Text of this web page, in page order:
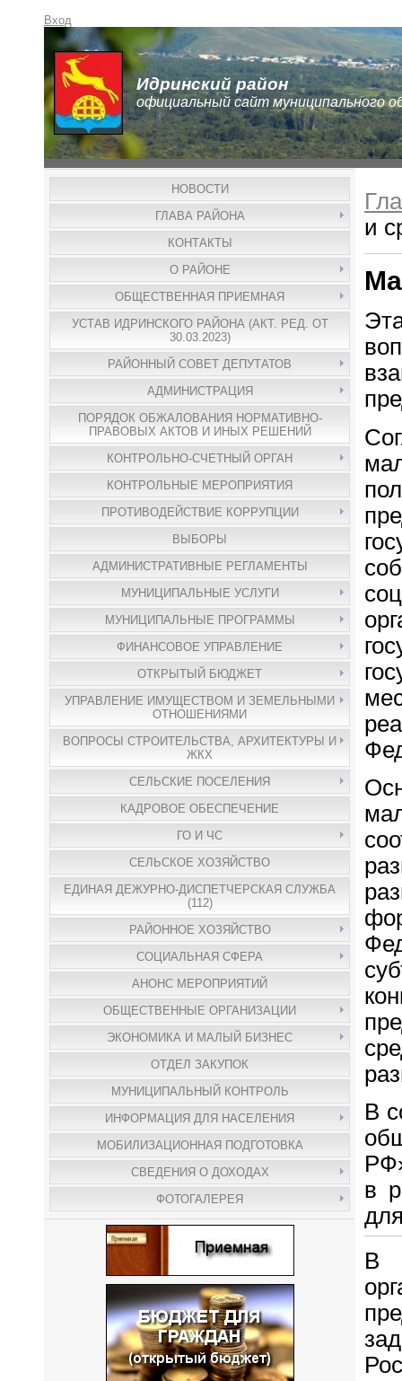
Вход
Идринский район
официальный сайт муниципального
НОВОСТИ
ГЛАВА РАЙОНА
КОНТАКТЫ
О РАЙОНЕ
ОБЩЕСТВЕННАЯ ПРИЕМНАЯ
УСТАВ ИДРИНСКОГО РАЙОНА (АКТ. РЕД. ОТ
30.03.2023)
РАЙОННЫЙ СОВЕТ ДЕПУТАТОВ
АДМИНИСТРАЦИЯ
ПОРЯДОК ОБЖАЛОВАНИЯ НОРМАТИВНО-
ПРАВОВЫХ АКТОВ И ИНЫХ РЕШЕНИЙ
КОНТРОЛЬНО-СЧЕТНЫЙ ОРГАН
КОНТРОЛЬНЫЕ МЕРОПРИЯТИЯ
ПРОТИВОДЕЙСТВИЕ КОРРУПЦИИ
ВЫБОРЫ
АДМИНИСТРАТИВНЫЕ РЕГЛАМЕНТЫ
МУНИЦИПАЛЬНЫЕ УСЛУГИ
МУНИЦИПАЛЬНЫЕ ПРОГРАММЫ
ФИНАНСОВОЕ УПРАВЛЕНИЕ
ОТКРЫТЫЙ БЮДЖЕТ
УПРАВЛЕНИЕ ИМУЩЕСТВОМ И ЗЕМЕЛЬНЫМИ
ОТНОШЕНИЯМИ
ВОПРОСЫ СТРОИТЕЛЬСТВА, АРХИТЕКТУРЫ И
ЖКХ
СЕЛЬСКИЕ ПОСЕЛЕНИЯ
КАДРОВОЕ ОБЕСПЕЧЕНИЕ
ГО И ЧС
СЕЛЬСКОЕ ХОЗЯЙСТВО
ЕДИНАЯ ДЕЖУРНО-ДИСПЕТЧЕРСКАЯ СЛУЖБА
(112)
РАЙОННОЕ ХОЗЯЙСТВО
СОЦИАЛЬНАЯ СФЕРА
АНОНС МЕРОПРИЯТИЙ
ОБЩЕСТВЕННЫЕ ОРГАНИЗАЦИИ
ЭКОНОМИКА И МАЛЫЙ БИЗНЕС
ОТДЕЛ ЗАКУПОК
МУНИЦИПАЛЬНЫЙ КОНТРОЛЬ
ИНФОРМАЦИЯ ДЛЯ НАСЕЛЕНИЯ
МОБИЛИЗАЦИОННАЯ ПОДГОТОВКА
СВЕДЕНИЯ О ДОХОДАХ
ФОТОГАЛЕРЕЯ
и
В
в
В